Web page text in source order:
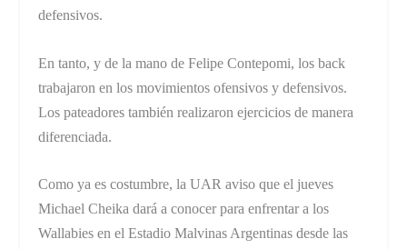
defensivos.
En tanto, y de la mano de Felipe Contepomi, los back
trabajaron en los movimientos ofensivos y defensivos.
Los pateadores también realizaron ejercicios de manera
diferenciada.
Como ya es costumbre, la UAR aviso que el jueves
Michael Cheika dará a conocer para enfrentar a los
Wallabies en el Estadio Malvinas Argentinas desde las